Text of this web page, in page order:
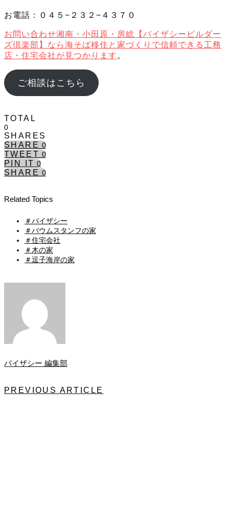
お電話：０４５−２３２−４３７０
お問い合わせ湘南・小田原・房総【バイザシービルダー
ズ倶楽部】なら海そば移住と家づくりで信頼できる工務
店・住宅会社が見つかります 。
ご相談はこちら
TOTAL
0
SHARES
SHARE 0
TWEET 0
PIN IT 0
SHARE 0
Related Topics
＃バイザシー
＃バウムスタンフの家
＃住宅会社
＃木の家
＃逗子海岸の家
バイザシー 編集部
PREVIOUS ARTICLE